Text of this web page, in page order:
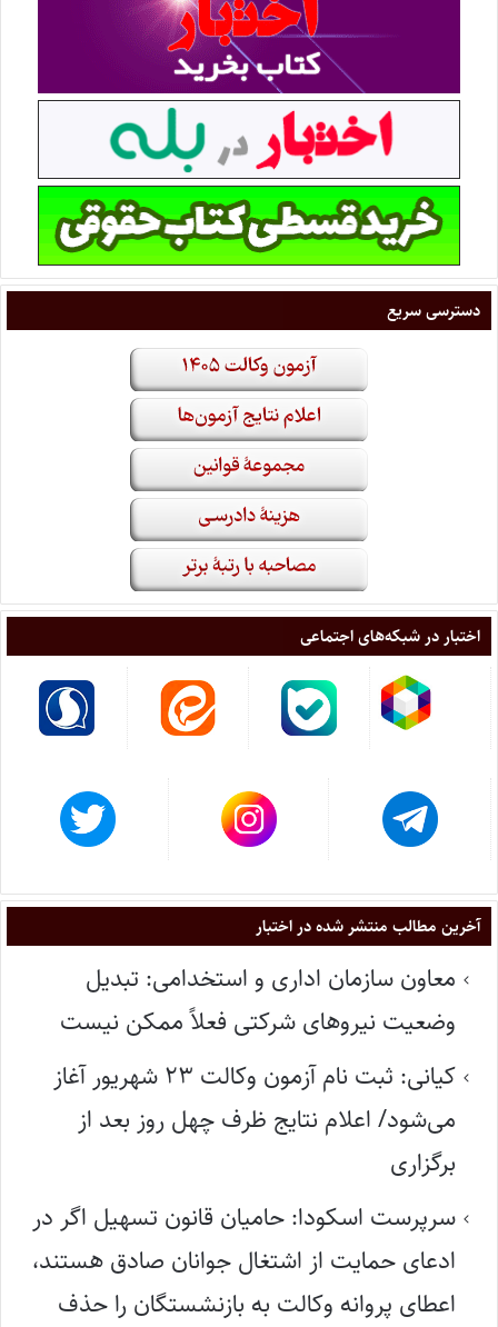
دسترسی سریع
اختبار در شبکه‌های اجتماعی
آخرین مطالب منتشر شده در اختبار
معاون سازمان اداری و استخدامی: تبدیل
وضعیت نیروهای شرکتی فعلاً ممکن نیست
کیانی: ثبت نام آزمون وکالت ۲۳ شهریور آغاز
می‌شود/ اعلام نتایج ظرف چهل روز بعد از
برگزاری
سرپرست اسکودا: حامیان قانون تسهیل اگر در
ادعای حمایت از اشتغال جوانان صادق هستند،
اعطای پروانه وکالت به بازنشستگان را حذف